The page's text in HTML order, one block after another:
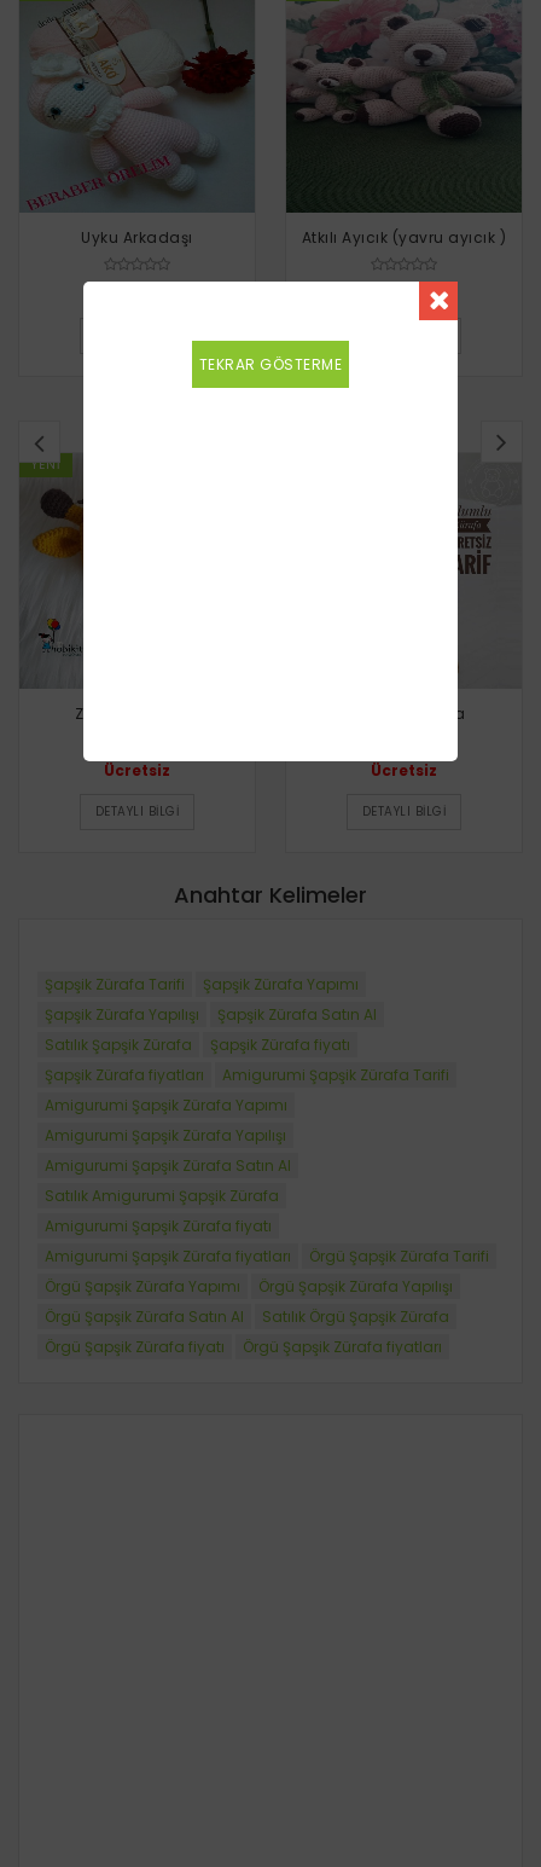
Uyku Arkadaşı Atkılı Ayıcık (yavru ayıcık )
Ücretsiz
YENI
Zürafa Çıngırak
Ücretsiz
DETAYLI BILGI
Tulumlu Zürafa
Ücretsiz
DETAYLI BILGI
Anahtar Kelimeler
Şapşik Zürafa Tarifi
Şapşik Zürafa Yapımı
Şapşik Zürafa Yapılışı
Şapşik Zürafa Satın Al
Satılık Şapşik Zürafa
Şapşik Zürafa fiyatı
Şapşik Zürafa fiyatları
Amigurumi Şapşik Zürafa Tarifi
Amigurumi Şapşik Zürafa Yapımı
Amigurumi Şapşik Zürafa Yapılışı
Amigurumi Şapşik Zürafa Satın Al
Satılık Amigurumi Şapşik Zürafa
Amigurumi Şapşik Zürafa fiyatı
Amigurumi Şapşik Zürafa fiyatları
Örgü Şapşik Zürafa Tarifi
Örgü Şapşik Zürafa Yapımı
Örgü Şapşik Zürafa Yapılışı
Örgü Şapşik Zürafa Satın Al
Satılık Örgü Şapşik Zürafa
Örgü Şapşik Zürafa fiyatı
Örgü Şapşik Zürafa fiyatları
TEKRAR GÖSTERME